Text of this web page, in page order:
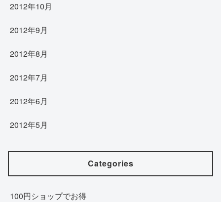
2012年10月
2012年9月
2012年8月
2012年7月
2012年6月
2012年5月
Categories
100円ショップでお得